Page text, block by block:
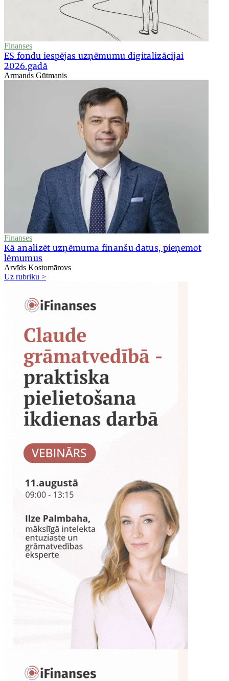
Finanses
ES fondu iespējas uzņēmumu digitalizācijai
2026.gadā
Armands Gūtmanis
Finanses
Kā analizēt uzņēmuma finanšu datus, pieņemot
lēmumus
Arvīds Kostomārovs
Uz rubriku >